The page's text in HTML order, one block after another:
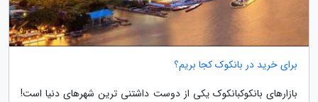
برای خرید در بانکوک کجا بریم؟
بازارهای بانکوکبانکوک یکی از دوست داشتنی ترین شهرهای دنیا است!